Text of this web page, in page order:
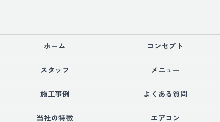
ホーム コンセプト
スタッフ メニュー
施工事例 よくある質問
当社の特徴 エアコン